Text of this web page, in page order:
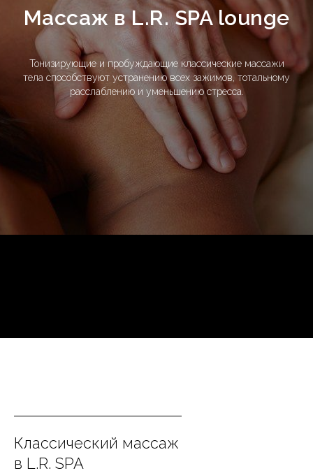
Мaccaж в L.R. SPA lounge
Тонизирующие и пробуждающие классические массажи
тела способствуют устранению всех зажимов, тотальному
расслаблению и уменьшению стресса.
Классический массаж
в L.R. SPA